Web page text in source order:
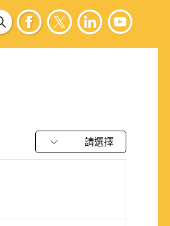
請選擇